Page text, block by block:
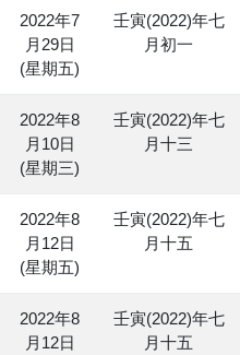
2022年7
月29日
(星期五)
壬寅(2022)年七
月初一
2022年8
月10日
(星期三)
壬寅(2022)年七
月十三
2022年8
月12日
(星期五)
壬寅(2022)年七
月十五
2022年8
月12日
壬寅(2022)年七
月十五